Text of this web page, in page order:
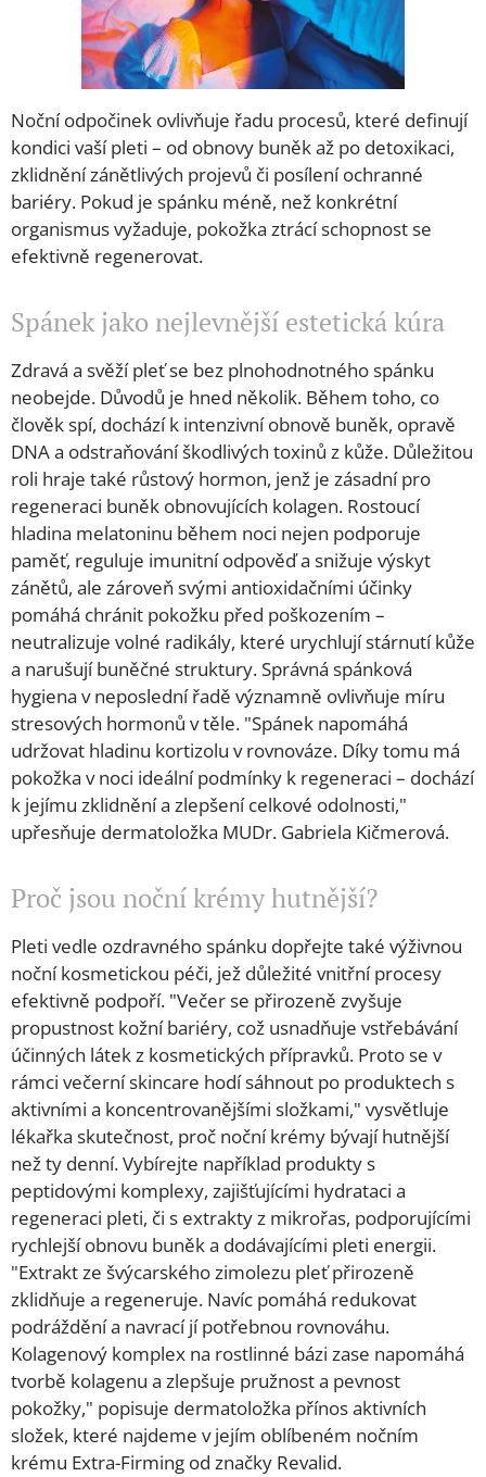
Noční odpočinek ovlivňuje řadu procesů, které definují
kondici vaší pleti – od obnovy buněk až po detoxikaci,
zklidnění zánětlivých projevů či posílení ochranné
bariéry. Pokud je spánku méně, než konkrétní
organismus vyžaduje, pokožka ztrácí schopnost se
efektivně regenerovat.
Spánek jako nejlevnější estetická kúra
Zdravá a svěží pleť se bez plnohodnotného spánku
neobejde. Důvodů je hned několik. Během toho, co
člověk spí, dochází k intenzivní obnově buněk, opravě
DNA a odstraňování škodlivých toxinů z kůže. Důležitou
roli hraje také růstový hormon, jenž je zásadní pro
regeneraci buněk obnovujících kolagen. Rostoucí
hladina melatoninu během noci nejen podporuje
paměť, reguluje imunitní odpověď a snižuje výskyt
zánětů, ale zároveň svými antioxidačními účinky
pomáhá chránit pokožku před poškozením –
neutralizuje volné radikály, které urychlují stárnutí kůže
a narušují buněčné struktury. Správná spánková
hygiena v neposlední řadě významně ovlivňuje míru
stresových hormonů v těle. "Spánek napomáhá
udržovat hladinu kortizolu v rovnováze. Díky tomu má
pokožka v noci ideální podmínky k regeneraci – dochází
k jejímu zklidnění a zlepšení celkové odolnosti,"
upřesňuje dermatoložka MUDr. Gabriela Kičmerová.
Proč jsou noční krémy hutnější?
Pleti vedle ozdravného spánku dopřejte také výživnou
noční kosmetickou péči, jež důležité vnitřní procesy
efektivně podpoří. "Večer se přirozeně zvyšuje
propustnost kožní bariéry, což usnadňuje vstřebávání
účinných látek z kosmetických přípravků. Proto se v
rámci večerní skincare hodí sáhnout po produktech s
aktivními a koncentrovanějšími složkami," vysvětluje
lékařka skutečnost, proč noční krémy bývají hutnější
než ty denní. Vybírejte například produkty s
peptidovými komplexy, zajišťujícími hydrataci a
regeneraci pleti, či s extrakty z mikrořas, podporujícími
rychlejší obnovu buněk a dodávajícími pleti energii.
"Extrakt ze švýcarského zimolezu pleť přirozeně
zklidňuje a regeneruje. Navíc pomáhá redukovat
podráždění a navrací jí potřebnou rovnováhu.
Kolagenový komplex na rostlinné bázi zase napomáhá
tvorbě kolagenu a zlepšuje pružnost a pevnost
pokožky," popisuje dermatoložka přínos aktivních
složek, které najdeme v jejím oblíbeném nočním
krému Extra-Firming od značky Revalid.